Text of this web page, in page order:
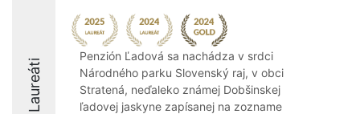
Laureáti
Penzión Ľadová sa nachádza v srdci
Národného parku Slovenský raj, v obci
Stratená, neďaleko známej Dobšinskej
ľadovej jaskyne zapísanej na zozname